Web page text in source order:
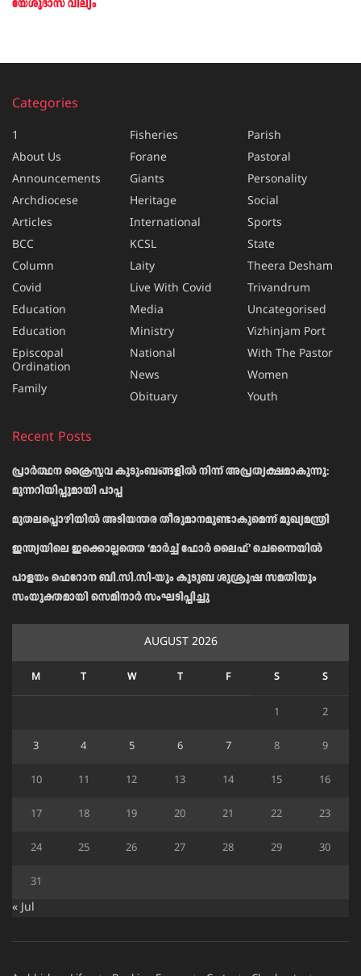
യേശുദാസ് വില്യം
Categories
1
About Us
Announcements
Archdiocese
Articles
BCC
Column
Covid
Education
Education
Episcopal
Ordination
Family
Fisheries
Forane
Giants
Heritage
International
KCSL
Laity
Live With Covid
Media
Ministry
National
News
Obituary
Parish
Pastoral
Personality
Social
Sports
State
Theera Desham
Trivandrum
Uncategorised
Vizhinjam Port
With The Pastor
Women
Youth
Recent Posts
പ്രാര്‍ത്ഥന ക്രൈസ്തവ കുടുംബങ്ങളില്‍ നിന്ന് അപ്രത്യക്ഷമാകുന്നു:
മുന്നറിയിപ്പുമായി പാപ്പ
മുതലപ്പൊഴിയിൽ അടിയന്തര തീരുമാനമുണ്ടാകുമെന്ന് മുഖ്യമന്ത്രി
ഇന്ത്യയിലെ ഇക്കൊല്ലത്തെ ‘മാർച്ച് ഫോർ ലൈഫ്’ ചെന്നൈയിൽ
പാളയം ഫെറോന ബി.സി.സി-യും കുടുബ ശുശ്രൂഷ സമതിയും
സംയുക്തമായി സെമിനാർ സംഘടിപ്പിച്ചു
AUGUST 2026
M T W T F S S
1 2
3 4 5 6 7 8 9
10 11 12 13 14 15 16
17 18 19 20 21 22 23
24 25 26 27 28 29 30
31
« Jul